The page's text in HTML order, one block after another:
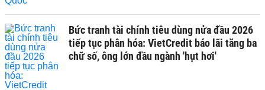
Bức tranh tài chính tiêu dùng nửa đầu 2026
tiếp tục phân hóa: VietCredit báo lãi tăng ba
chữ số, ông lớn đầu ngành 'hụt hơi'